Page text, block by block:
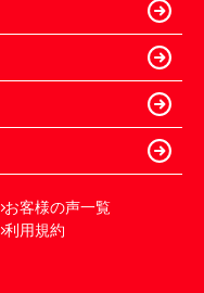
お客様の声一覧
利用規約